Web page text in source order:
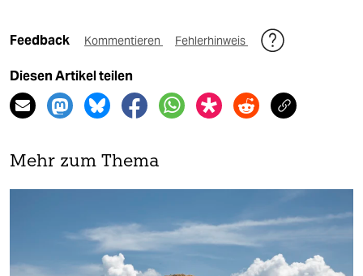
Feedback Kommentieren Fehlerhinweis
Diesen Artikel teilen
Mehr zum Thema